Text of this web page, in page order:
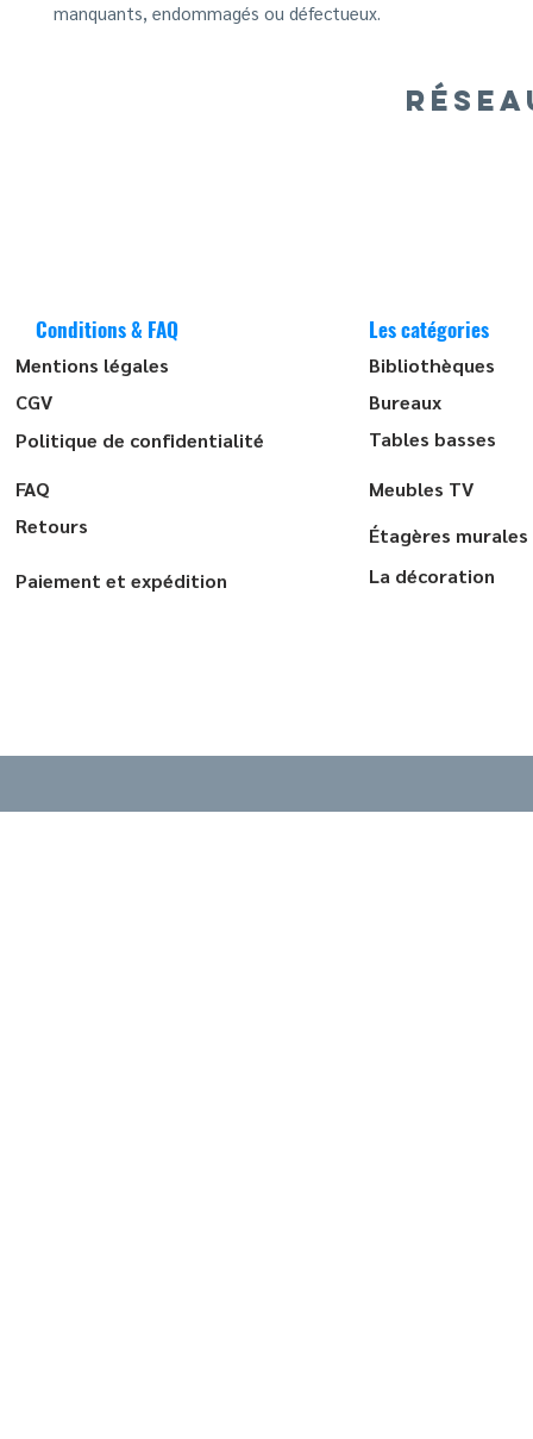
manquants, endommagés ou défectueux.
Conditions & FAQ
Mentions légales
CGV
Politique de confidentialité
FAQ
Retours
Paiement et expédition
Les catégories
Bibliothèques
Bureaux
Tables basses
Meubles TV
Étagères murales
La décoration